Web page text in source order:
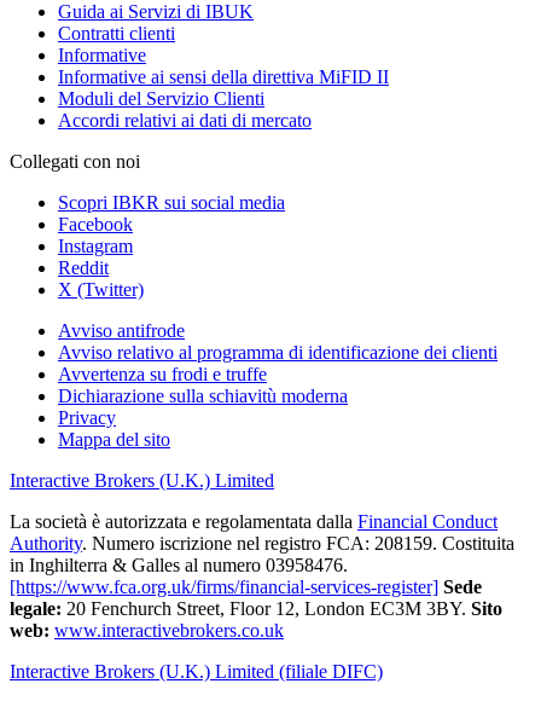
Guida ai Servizi di IBUK
Contratti clienti
Informative
Informative ai sensi della direttiva MiFID II
Moduli del Servizio Clienti
Accordi relativi ai dati di mercato
Collegati con noi
Scopri IBKR sui social media
Facebook
Instagram
Reddit
X (Twitter)
Avviso antifrode
Avviso relativo al programma di identificazione dei clienti
Avvertenza su frodi e truffe
Dichiarazione sulla schiavitù moderna
Privacy
Mappa del sito
Interactive Brokers (U.K.) Limited
La società è autorizzata e regolamentata dalla Financial Conduct
Authority. Numero iscrizione nel registro FCA: 208159. Costituita
in Inghilterra & Galles al numero 03958476.
[https://www.fca.org.uk/firms/financial-services-register] Sede
legale: 20 Fenchurch Street, Floor 12, London EC3M 3BY. Sito
web: www.interactivebrokers.co.uk
Interactive Brokers (U.K.) Limited (filiale DIFC)